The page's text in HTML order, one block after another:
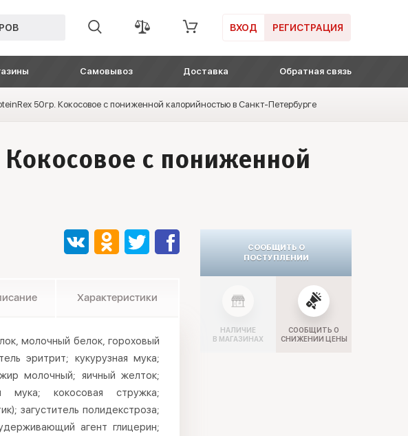
ВХОД РЕГИСТРАЦИЯ
Самовывоз Доставка Обратная связь
50гр. Кокосовое с пониженной калорийностью в Санкт-Петербурге
Кокосовое с пониженной
Характеристики
молочный белок, гороховый
эритрит; кукурузная мука;
молочный; яичный желток;
мука; кокосовая стружка;
загуститель полидекстроза;
агент глицерин;
СООБЩИТЬ О
ПОСТУПЛЕНИИ
НАЛИЧИЕ
В МАГАЗИНАХ
СООБЩИТЬ О
СНИЖЕНИИ ЦЕНЫ